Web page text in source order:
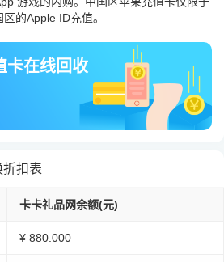
区的Apple ID充值。
卡在线回收
扣表
卡卡礼品网余额(元)
¥ 880.000